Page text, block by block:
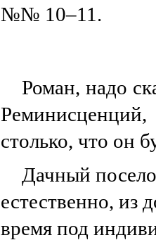
№№ 10–11.
Роман, надо
столько, что он
Дачный
естественно, из
время под